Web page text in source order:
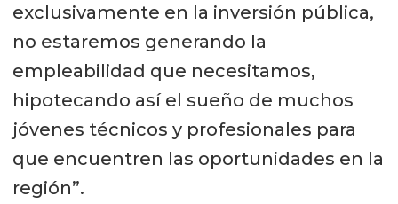
exclusivamente en la inversión pública,
no estaremos generando la
empleabilidad que necesitamos,
hipotecando así el sueño de muchos
jóvenes técnicos y profesionales para
que encuentren las oportunidades en la
región”.